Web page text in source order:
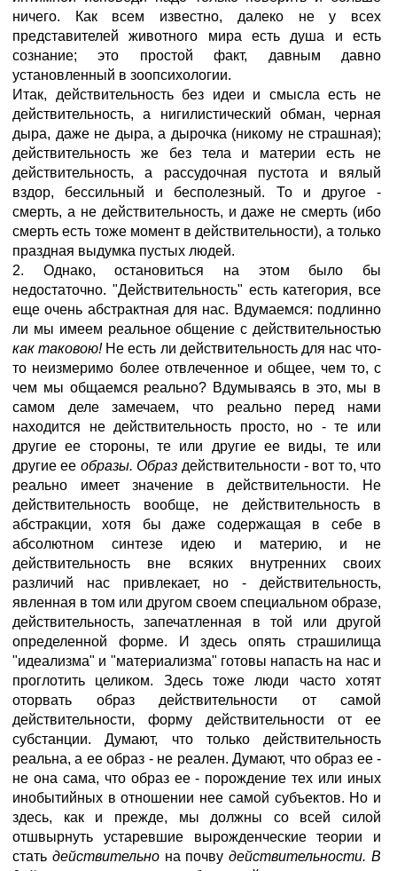
ничего. Как всем известно, далеко не у всех
представителей животного мира есть душа и есть
сознание; это простой факт, давным давно
установленный в зоопсихологии.
Итак, действительность без идеи и смысла есть не
действительность, а нигилистический обман, черная
дыра, даже не дыра, а дырочка (никому не страшная);
действительность же без тела и материи есть не
действительность, а рассудочная пустота и вялый
вздор, бессильный и бесполезный. То и другое -
смерть, а не действительность, и даже не смерть (ибо
смерть есть тоже момент в действительности), а только
праздная выдумка пустых людей.
2. Однако, остановиться на этом было бы
недостаточно. "Действительность" есть категория, все
еще очень абстрактная для нас. Вдумаемся: подлинно
ли мы имеем реальное общение с действительностью
как таковою! Не есть ли действительность для нас что-
то неизмеримо более отвлеченное и общее, чем то, с
чем мы общаемся реально? Вдумываясь в это, мы в
самом деле замечаем, что реально перед нами
находится не действительность просто, но - те или
другие ее стороны, те или другие ее виды, те или
другие ее образы. Образ действительности - вот то, что
реально имеет значение в действительности. Не
действительность вообще, не действительность в
абстракции, хотя бы даже содержащая в себе в
абсолютном синтезе идею и материю, и не
действительность вне всяких внутренних своих
различий нас привлекает, но - действительность,
явленная в том или другом своем специальном образе,
действительность, запечатленная в той или другой
определенной форме. И здесь опять страшилища
"идеализма" и "материализма" готовы напасть на нас и
проглотить целиком. Здесь тоже люди часто хотят
оторвать образ действительности от самой
действительности, форму действительности от ее
субстанции. Думают, что только действительность
реальна, а ее образ - не реален. Думают, что образ ее -
не она сама, что образ ее - порождение тех или иных
инобытийных в отношении нее самой субъектов. Но и
здесь, как и прежде, мы должны со всей силой
отшвырнуть устаревшие вырожденческие теории и
стать действительно на почвудействительности. В